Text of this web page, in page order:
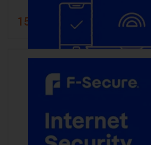
159,99 € 190,00 €